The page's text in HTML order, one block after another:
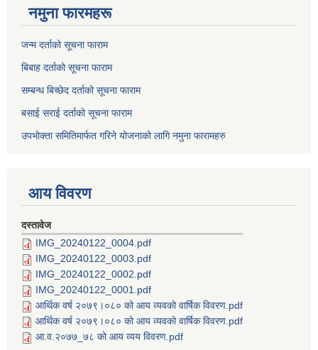
नमुना फारमहरू
जन्म दर्ताको सूचना फाराम
बिबाह दर्ताको सूचना फाराम
सम्बन्ध बिच्छेद दर्ताको सूचना फाराम
बसाई सराई दर्ताको सूचना फाराम
उपभोक्ता समितिमार्फत गरिने योजनाको लागि नमुना फारामहरु
आय विवरण
दस्तावेज
IMG_20240122_0004.pdf
IMG_20240122_0003.pdf
IMG_20240122_0002.pdf
IMG_20240122_0001.pdf
आर्थिक वर्ष २०७९।०८० को आय व्यवको वार्षिक विवरण.pdf
आर्थिक वर्ष २०७९।०८० को आय व्यवको वार्षिक विवरण.pdf
आ.व.२०७७_७८ को आय व्यय विवरण.pdf